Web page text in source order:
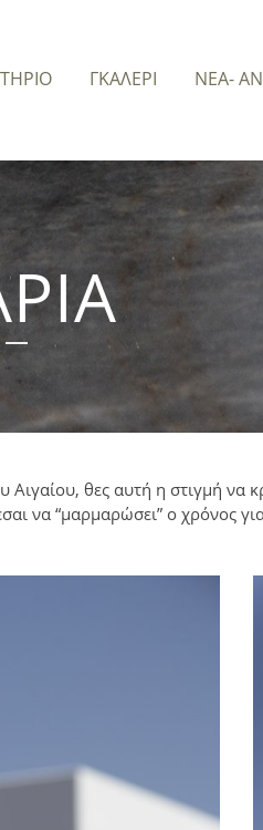
ΓΚΑΛΕΡΙ ΝΕΑ-
θες αυτή η στιγμή να
να “μαρμαρώσει” ο χρόνος